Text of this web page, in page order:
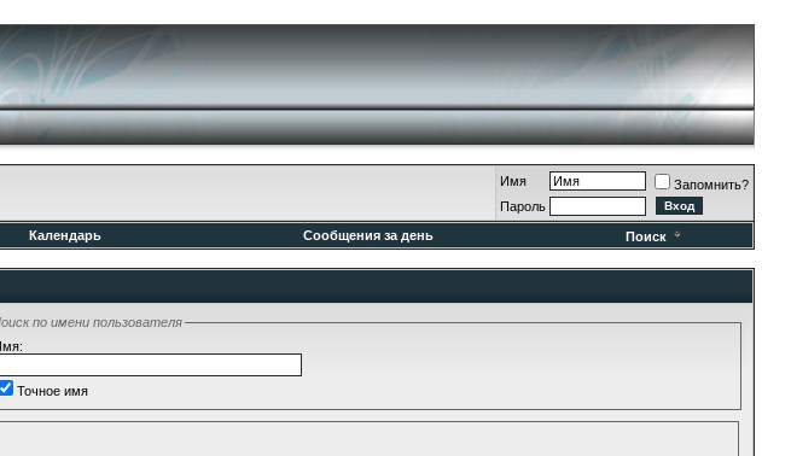
Имя
Запомнить?
Пароль
Календарь Сообщения за день Поиск
по имени пользователя
Точное имя